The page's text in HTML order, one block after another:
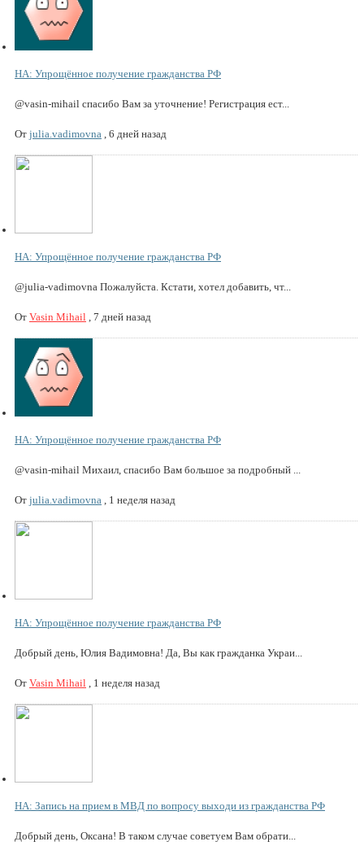
НА: Упрощённое получение гражданства РФ
@vasin-mihail спасибо Вам за уточнение! Регистрация ест...
От julia.vadimovna , 6 дней назад
НА: Упрощённое получение гражданства РФ
@julia-vadimovna Пожалуйста. Кстати, хотел добавить, чт...
От Vasin Mihail , 7 дней назад
НА: Упрощённое получение гражданства РФ
@vasin-mihail Михаил, спасибо Вам большое за подробный ...
От julia.vadimovna , 1 неделя назад
НА: Упрощённое получение гражданства РФ
Добрый день, Юлия Вадимовна! Да, Вы как гражданка Украи...
От Vasin Mihail , 1 неделя назад
НА: Запись на прием в МВД по вопросу выходи из гражданства РФ
Добрый день, Оксана! В таком случае советуем Вам обрати...